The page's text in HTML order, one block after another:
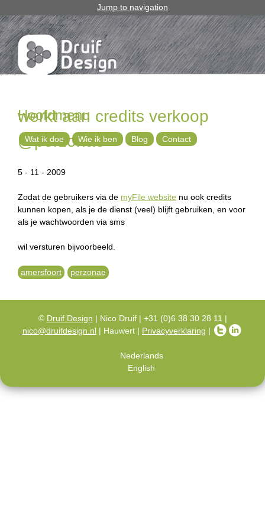
Jump to navigation
werkt aan credits verkoop
@perzonae
5 - 11 - 2009
Zodat de gebruikers via de myFile website nu ook credits
kunnen kopen, als je de dienst (veel) blijft gebruiken, en voor
als je wachtwoorden via sms
wil versturen bijvoorbeeld.
amersfoort perzonae
Hoofdmenu
Wat ik doe Wie ik ben Blog Contact
© Druif Design | Nico Druif | +31 (0)6 38 30 28 11 |
nico@druifdesign.nl | Hauwert | Privacyverklaring |
Nederlands
English